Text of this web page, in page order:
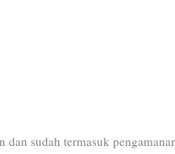
sudah termasuk